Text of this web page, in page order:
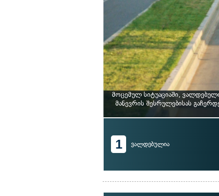
მოცემულ სიტუაციაში,
მანევრის შესრულებისას
1 ვალდებულია